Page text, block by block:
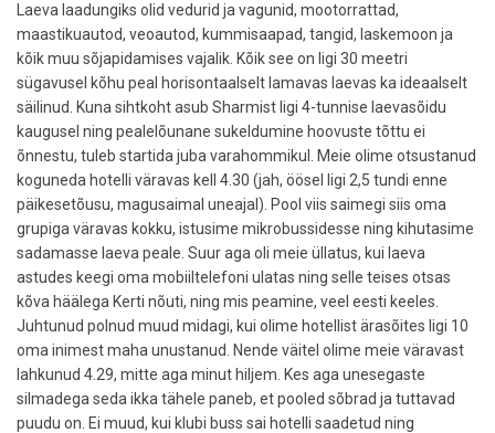
Laeva laadungiks olid vedurid ja vagunid, mootorrattad,
maastikuautod, veoautod, kummisaapad, tangid, laskemoon ja
kõik muu sõjapidamises vajalik. Kõik see on ligi 30 meetri
sügavusel kõhu peal horisontaalselt lamavas laevas ka ideaalselt
säilinud. Kuna sihtkoht asub Sharmist ligi 4-tunnise laevasõidu
kaugusel ning pealelõunane sukeldumine hoovuste tõttu ei
õnnestu, tuleb startida juba varahommikul. Meie olime otsustanud
koguneda hotelli väravas kell 4.30 (jah, öösel ligi 2,5 tundi enne
päikesetõusu, magusaimal uneajal). Pool viis saimegi siis oma
grupiga väravas kokku, istusime mikrobussidesse ning kihutasime
sadamasse laeva peale. Suur aga oli meie üllatus, kui laeva
astudes keegi oma mobiiltelefoni ulatas ning selle teises otsas
kõva häälega Kerti nõuti, ning mis peamine, veel eesti keeles.
Juhtunud polnud muud midagi, kui olime hotellist ärasõites ligi 10
oma inimest maha unustanud. Nende väitel olime meie väravast
lahkunud 4.29, mitte aga minut hiljem. Kes aga unesegaste
silmadega seda ikka tähele paneb, et pooled sõbrad ja tuttavad
puudu on. Ei muud, kui klubi buss sai hotelli saadetud ning